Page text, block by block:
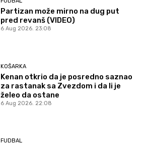
Partizan može mirno na dug put
pred revanš (VIDEO)
6 Aug 2026. 23:08
KOŠARKA
Kenan otkrio da je posredno saznao
za rastanak sa Zvezdom i da li je
želeo da ostane
6 Aug 2026. 22:08
FUDBAL